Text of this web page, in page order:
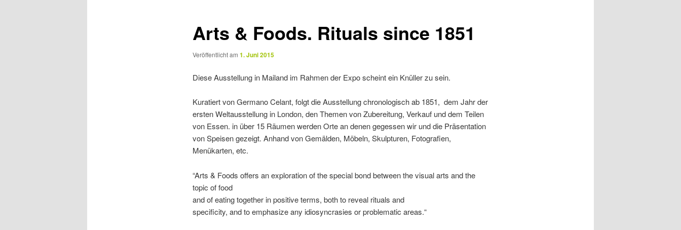
Arts & Foods. Rituals since 1851
Veröffentlicht am 1. Juni 2015
Diese Ausstellung in Mailand im Rahmen der Expo scheint ein Knüller zu sein.
Kuratiert von Germano Celant, folgt die Ausstellung chronologisch ab 1851, dem Jahr der
ersten Weltausstellung in London, den Themen von Zubereitung, Verkauf und dem Teilen
von Essen. in über 15 Räumen werden Orte an denen gegessen wir und die Präsentation
von Speisen gezeigt. Anhand von Gemälden, Möbeln, Skulpturen, Fotografien,
Menükarten, etc.
“Arts & Foods offers an exploration of the special bond between the visual arts and the
topic of food
and of eating together in positive terms, both to reveal rituals and
specificity, and to emphasize any idiosyncrasies or problematic areas.“